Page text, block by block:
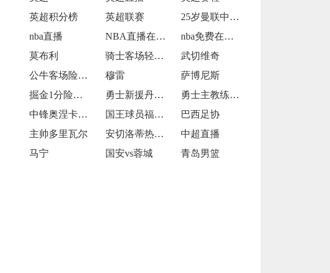
英超积分榜
英超联赛
25岁曼联中卫德里赫特
nba直播
NBA直播在线观看
nba免费在线高清直播
莫布利
骑士客场轻取篮网
武切维奇
公牛客场险胜猛龙
穆雷
萨博尼斯
掘金1分险胜国王
勇士新援丹尼斯-施罗德
勇士主教练史蒂夫-科尔
中锋奥涅卡-奥孔古
国王球员福克斯
巴西足协
主帅多里瓦尔
安切洛蒂热苏斯
中超直播
马宁
国安vs蓉城 青岛男篮